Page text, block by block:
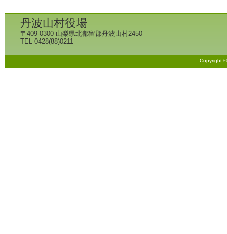
丹波山村役場
〒409-0300 山梨県北都留郡丹波山村2450
TEL 0428(88)0211
Copyright